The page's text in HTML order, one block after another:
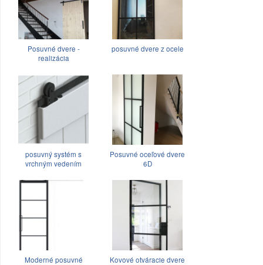
Posuvné dvere -
realizácia
posuvné dvere z ocele
posuvný systém s
vrchným vedením
Posuvné oceľové dvere
6D
Moderné posuvné
Kovové otváracie dvere